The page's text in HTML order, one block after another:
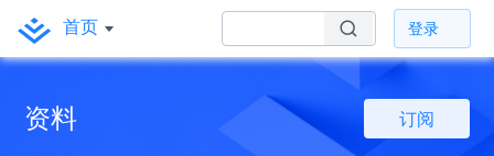
首页 登录
资料 订阅